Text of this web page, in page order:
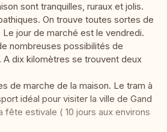
sont tranquilles, ruraux et jolis.
On trouve toutes sortes de
jour de marché est le vendredi.
nombreuses possibilités de
dix kilomètres se trouvent deux
de marche de la maison. Le tram à
idéal pour visiter la ville de Gand
fête estivale ( 10 jours aux environs